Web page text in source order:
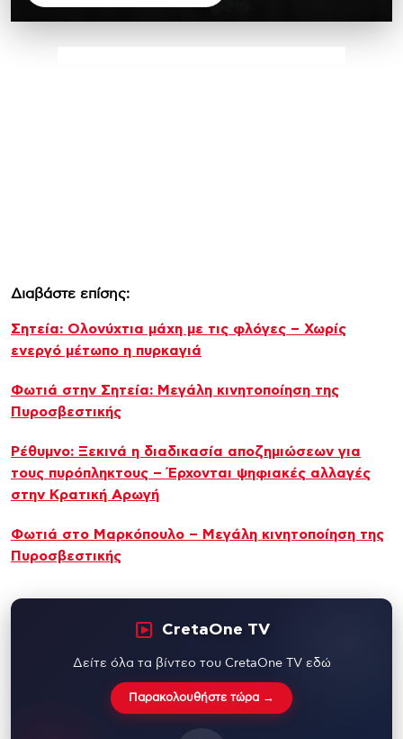
Διαβάστε επίσης:
Σητεία: Ολονύχτια μάχη με τις φλόγες – Χωρίς
ενεργό μέτωπο η πυρκαγιά
Φωτιά στην Σητεία: Μεγάλη κινητοποίηση της
Πυροσβεστικής
Ρέθυμνο: Ξεκινά η διαδικασία αποζημιώσεων για
τους πυρόπληκτους – Έρχονται ψηφιακές αλλαγές
στην Κρατική Αρωγή
Φωτιά στο Μαρκόπουλο – Μεγάλη κινητοποίηση της
Πυροσβεστικής
CretaOne TV
Δείτε όλα τα βίντεο του CretaOne TV εδώ
Παρακολουθήστε τώρα →